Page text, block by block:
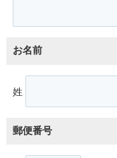
お名前
姓
郵便番号